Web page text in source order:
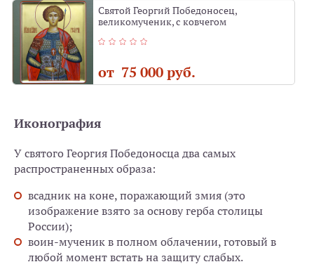
Святой Георгий Победоносец,
великомученик, с ковчегом
от 75 000 руб.
Иконография
У святого Георгия Победоносца два самых
распространенных образа:
всадник на коне, поражающий змия (это
изображение взято за основу герба столицы
России);
воин-мученик в полном облачении, готовый в
любой момент встать на защиту слабых.